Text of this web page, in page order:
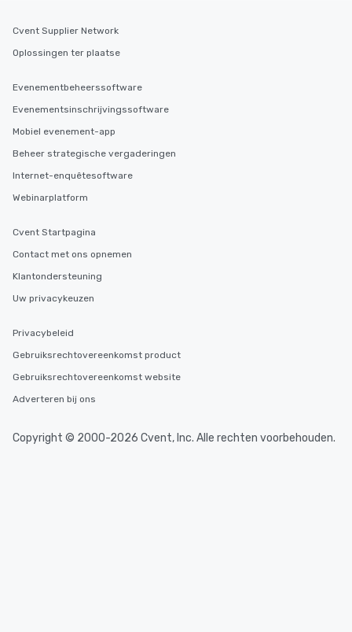
Cvent Supplier Network
Oplossingen ter plaatse
Evenementbeheerssoftware
Evenementsinschrijvingssoftware
Mobiel evenement-app
Beheer strategische vergaderingen
Internet-enquêtesoftware
Webinarplatform
Cvent Startpagina
Contact met ons opnemen
Klantondersteuning
Uw privacykeuzen
Privacybeleid
Gebruiksrechtovereenkomst product
Gebruiksrechtovereenkomst website
Adverteren bij ons
Copyright © 2000-2026 Cvent, Inc. Alle rechten voorbehouden.